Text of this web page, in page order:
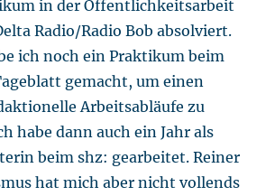
in der Öffentlichkeitsarbeit
Radio/Radio Bob absolviert.
ich noch ein Praktikum beim
gemacht, um einen
Arbeitsabläufe zu
habe dann auch ein Jahr als
beim shz: gearbeitet. Reiner
hat mich aber nicht vollends